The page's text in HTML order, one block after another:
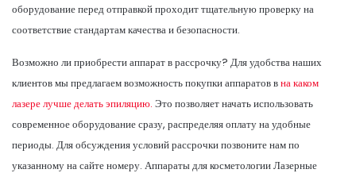
оборудование перед отправкой проходит тщательную проверку на
соответствие стандартам качества и безопасности.
Возможно ли приобрести аппарат в рассрочку? Для удобства наших
клиентов мы предлагаем возможность покупки аппаратов вна каком
лазере лучше делать эпиляцию. Это позволяет начать использовать
современное оборудование сразу, распределяя оплату на удобные
периоды. Для обсуждения условий рассрочки позвоните нам по
указанному на сайте номеру. Аппараты для косметологии Лазерные